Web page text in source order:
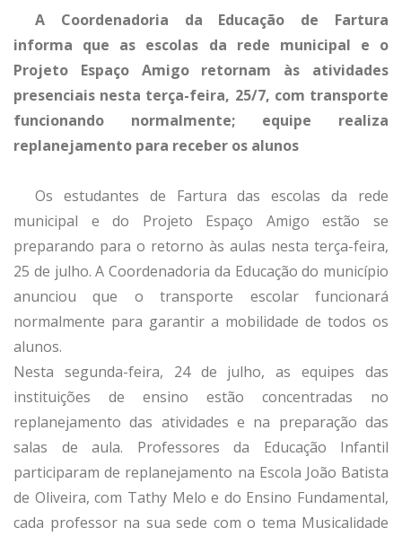
A Coordenadoria da Educação de Fartura
informa que as escolas da rede municipal e o
Projeto Espaço Amigo retornam às atividades
presenciais nesta terça-feira, 25/7, com transporte
funcionando normalmente; equipe realiza
replanejamento para receber os alunos
Os estudantes de Fartura das escolas da rede
municipal e do Projeto Espaço Amigo estão se
preparando para o retorno às aulas nesta terça-feira,
25 de julho. A Coordenadoria da Educação do município
anunciou que o transporte escolar funcionará
normalmente para garantir a mobilidade de todos os
alunos.
Nesta segunda-feira, 24 de julho, as equipes das
instituições de ensino estão concentradas no
replanejamento das atividades e na preparação das
salas de aula. Professores da Educação Infantil
participaram de replanejamento na Escola João Batista
de Oliveira, com Tathy Melo e do Ensino Fundamental,
cada professor na sua sede com o tema Musicalidade